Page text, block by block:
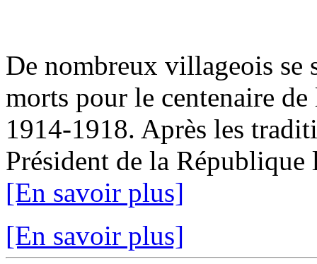
De nombreux villageois se
morts pour le centenaire
1914-1918. Après les
Président de la
[En savoir plus]
[En savoir plus]